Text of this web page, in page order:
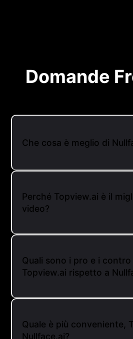
Domande
Che cosa è meglio di
Perché Topview.ai è il
video?
Quali sono i pro e i
Topview.ai rispetto a
Quale è più conveniente,
Nullface.ai?